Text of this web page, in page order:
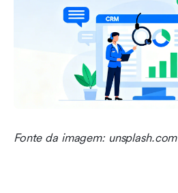
Fonte da imagem: unsplash.com